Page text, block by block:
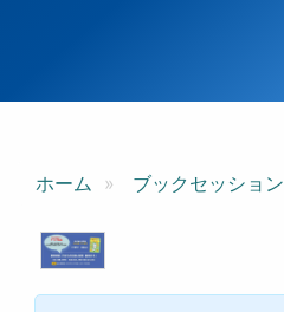
ホーム ブックセッション